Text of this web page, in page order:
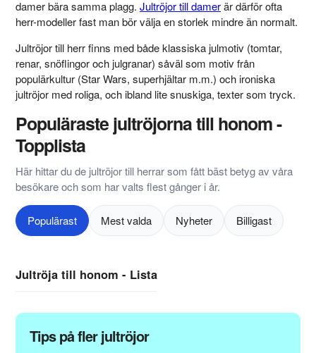
damer bära samma plagg. Jultröjor till damerär därför ofta
herr-modeller fast man bör välja en storlek mindre än normalt.
Jultröjor till herr finns med både klassiska julmotiv (tomtar,
renar, snöflingor och julgranar) såväl som motiv från
populärkultur (Star Wars, superhjältar m.m.) och ironiska
jultröjor med roliga, och ibland lite snuskiga, texter som tryck.
Populäraste jultröjorna till honom -
Topplista
Här hittar du de jultröjor till herrar som fått bäst betyg av våra
besökare och som har valts flest gånger i år.
Populärast Mest valda Nyheter Billigast
Jultröja till honom - Lista
Tips på fler jultröjor